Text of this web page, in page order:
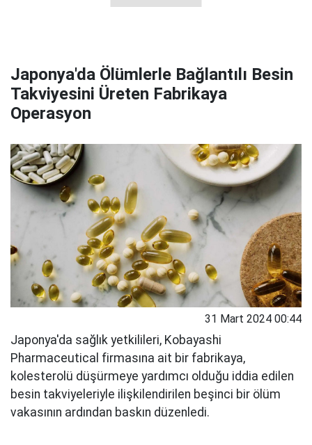
Japonya'da Ölümlerle Bağlantılı Besin
Takviyesini Üreten Fabrikaya
Operasyon
31 Mart 2024 00:44
Japonya'da sağlık yetkilileri, Kobayashi
Pharmaceutical firmasına ait bir fabrikaya,
kolesterolü düşürmeye yardımcı olduğu iddia edilen
besin takviyeleriyle ilişkilendirilen beşinci bir ölüm
vakasının ardından baskın düzenledi.